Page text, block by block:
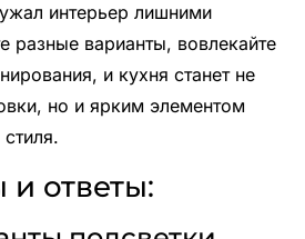
интерьер лишними
разные варианты, вовлекайте
и кухня станет не
но и ярким элементом
и ответы: